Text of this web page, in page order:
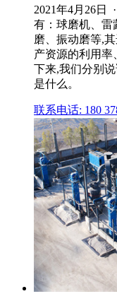
2021年4月26日
有：球磨机、雷
磨、振动磨等,
产资源的利用率
下来,我们分别
是什么。
联系电话: 180